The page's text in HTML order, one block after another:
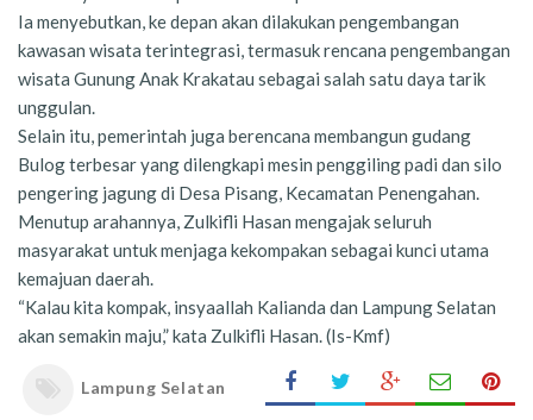
Ia menyebutkan, ke depan akan dilakukan pengembangan
kawasan wisata terintegrasi, termasuk rencana pengembangan
wisata Gunung Anak Krakatau sebagai salah satu daya tarik
unggulan.
Selain itu, pemerintah juga berencana membangun gudang
Bulog terbesar yang dilengkapi mesin penggiling padi dan silo
pengering jagung di Desa Pisang, Kecamatan Penengahan.
Menutup arahannya, Zulkifli Hasan mengajak seluruh
masyarakat untuk menjaga kekompakan sebagai kunci utama
kemajuan daerah.
“Kalau kita kompak, insyaallah Kalianda dan Lampung Selatan
akan semakin maju,” kata Zulkifli Hasan. (Is-Kmf)
Lampung Selatan